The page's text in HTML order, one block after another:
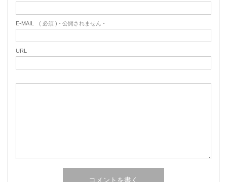
E-MAIL ( 必須 ) - 公開されません -
URL